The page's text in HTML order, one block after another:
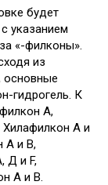
будет
указанием
«-филконы».
из
основные
гидрогель. К
А,
А и
А и В,
Д и F,
А и В.